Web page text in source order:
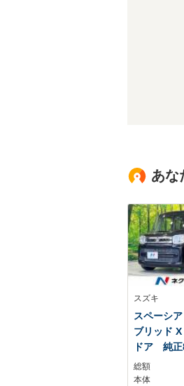
あな
スズキ
スペーシ
ブリッド
ドア 純
全周囲カ
軽減装
総額
本体